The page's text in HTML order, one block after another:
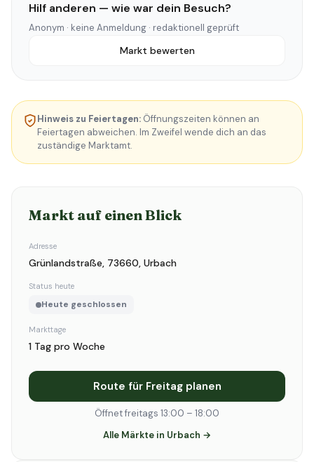
Hilf anderen — wie war dein Besuch?
Anonym · keine Anmeldung · redaktionell geprüft
Markt bewerten
Hinweis zu Feiertagen: Öffnungszeiten können an
Feiertagen abweichen. Im Zweifel wende dich an das
zuständige Marktamt.
Markt auf einen Blick
Adresse
Grünlandstraße, 73660, Urbach
Status heute
Heute geschlossen
Markttage
1 Tag pro Woche
Route für Freitag planen
Öffnet freitags 13:00 – 18:00
Alle Märkte in Urbach →